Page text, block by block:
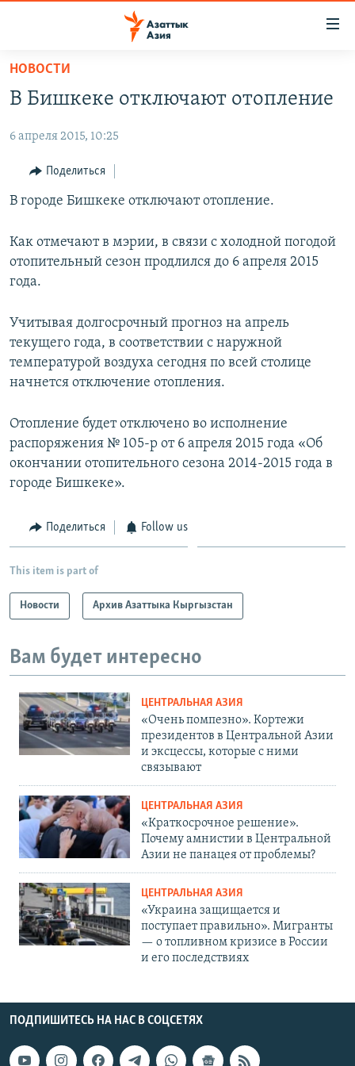
Вернуться
основному
Вернутся
навигации
поиску
КЫРГЫЗСТАН
УЗБЕКИСТАН
ТАДЖИКИСТАН
ВОЙНА В УКРАИНЕ
НА ДРУГИХ ЯЗЫКАХ
ҚАЗАҚША
ЎЗБЕКЧА
ТОҶИКӢ
ПОДПИШИТЕСЬ НА НАС В СОЦСЕТЯХ
Все сайты РСЕ/РС
НОВОСТИ
В Бишкеке отключают отопление
6 апреля 2015, 10:25
Поделиться
В городе Бишкеке отключают отопление.
Как отмечают в мэрии, в связи с холодной погодой
отопительный сезон продлился до 6 апреля 2015
года.
Учитывая долгосрочный прогноз на апрель
текущего года, в соответствии с наружной
температурой воздуха сегодня по всей столице
начнется отключение отопления.
Отопление будет отключено во исполнение
распоряжения № 105-р от 6 апреля 2015 года «Об
окончании отопительного сезона 2014-2015 года в
городе Бишкеке».
Поделиться Follow us
This item is part of
Новости Архив Азаттыка Кыргызстан
Вам будет интересно
ЦЕНТРАЛЬНАЯ АЗИЯ
«Очень помпезно». Кортежи
президентов в Центральной Азии
и эксцессы, которые с ними
связывают
ЦЕНТРАЛЬНАЯ АЗИЯ
«Краткосрочное решение».
Почему амнистии в Центральной
Азии не панацея от проблемы?
ЦЕНТРАЛЬНАЯ АЗИЯ
«Украина защищается и
поступает правильно». Мигранты
— о топливном кризисе в России
и его последствиях
ПОДПИШИТЕСЬ НА НАС В СОЦСЕТЯХ